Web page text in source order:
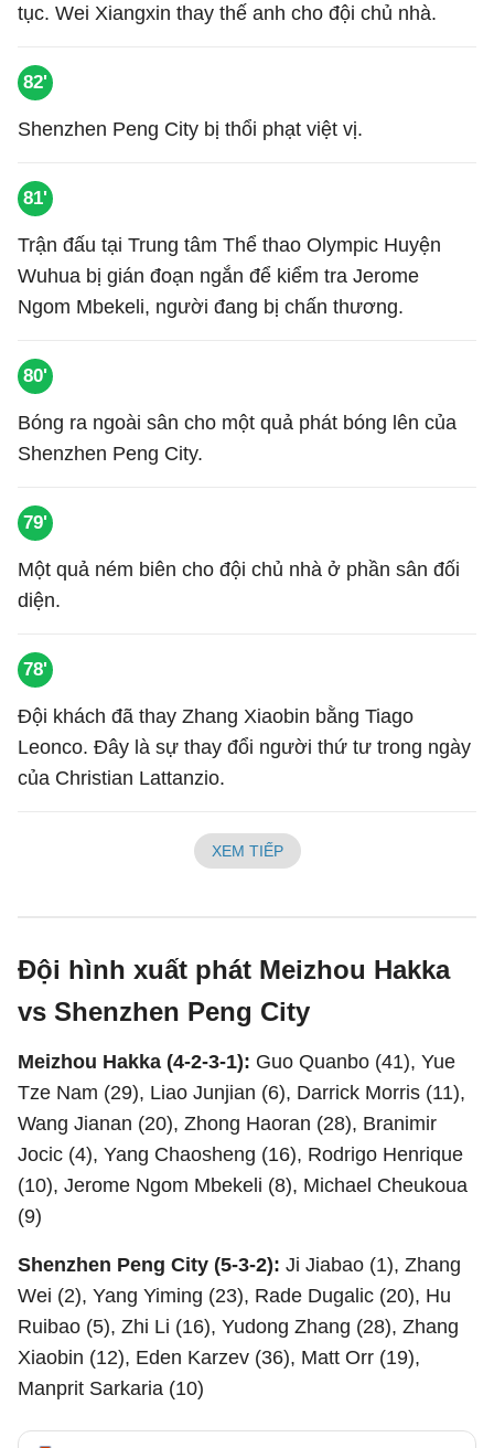
tục. Wei Xiangxin thay thế anh cho đội chủ nhà.
82'
Shenzhen Peng City bị thổi phạt việt vị.
81'
Trận đấu tại Trung tâm Thể thao Olympic Huyện
Wuhua bị gián đoạn ngắn để kiểm tra Jerome
Ngom Mbekeli, người đang bị chấn thương.
80'
Bóng ra ngoài sân cho một quả phát bóng lên của
Shenzhen Peng City.
79'
Một quả ném biên cho đội chủ nhà ở phần sân đối
diện.
78'
Đội khách đã thay Zhang Xiaobin bằng Tiago
Leonco. Đây là sự thay đổi người thứ tư trong ngày
của Christian Lattanzio.
XEM TIẾP
Đội hình xuất phát Meizhou Hakka
vs Shenzhen Peng City
Meizhou Hakka (4-2-3-1): Guo Quanbo (41), Yue
Tze Nam (29), Liao Junjian (6), Darrick Morris (11),
Wang Jianan (20), Zhong Haoran (28), Branimir
Jocic (4), Yang Chaosheng (16), Rodrigo Henrique
(10), Jerome Ngom Mbekeli (8), Michael Cheukoua
(9)
Shenzhen Peng City (5-3-2): Ji Jiabao (1), Zhang
Wei (2), Yang Yiming (23), Rade Dugalic (20), Hu
Ruibao (5), Zhi Li (16), Yudong Zhang (28), Zhang
Xiaobin (12), Eden Karzev (36), Matt Orr (19),
Manprit Sarkaria (10)